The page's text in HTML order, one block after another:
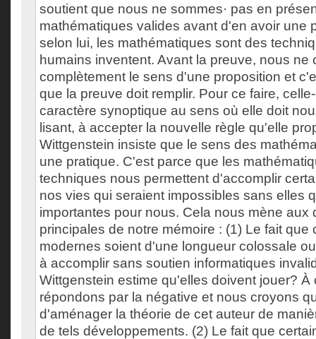
soutient que nous ne sommes· pas en
mathématiques valides avant d'en avoir une
selon lui, les mathématiques sont des
humains inventent. Avant la preuve, nous ne
complètement le sens d'une proposition et
que la preuve doit remplir. Pour ce faire,
caractère synoptique au sens où elle doit
lisant, à accepter la nouvelle règle qu'elle
Wittgenstein insiste que le sens des
une pratique. C'est parce que les
techniques nous permettent d'accomplir
nos vies qui seraient impossibles sans elles
importantes pour nous. Cela nous mène aux
principales de notre mémoire : (1) Le fait que
modernes soient d'une longueur colossale
à accomplir sans soutien informatiques
Wittgenstein estime qu'elles doivent jouer?
répondons par la négative et nous croyons
d'aménager la théorie de cet auteur de
de tels développements. (2) Le fait que